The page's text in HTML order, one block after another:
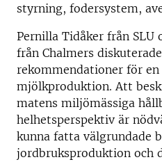
styrning, fodersystem,
Pernilla Tidåker från SLU
från Chalmers
rekommendationer för
mjölkproduktion. Att
matens miljömässiga
helhetsperspektiv är
kunna fatta välgrundade
jordbruksproduktion och